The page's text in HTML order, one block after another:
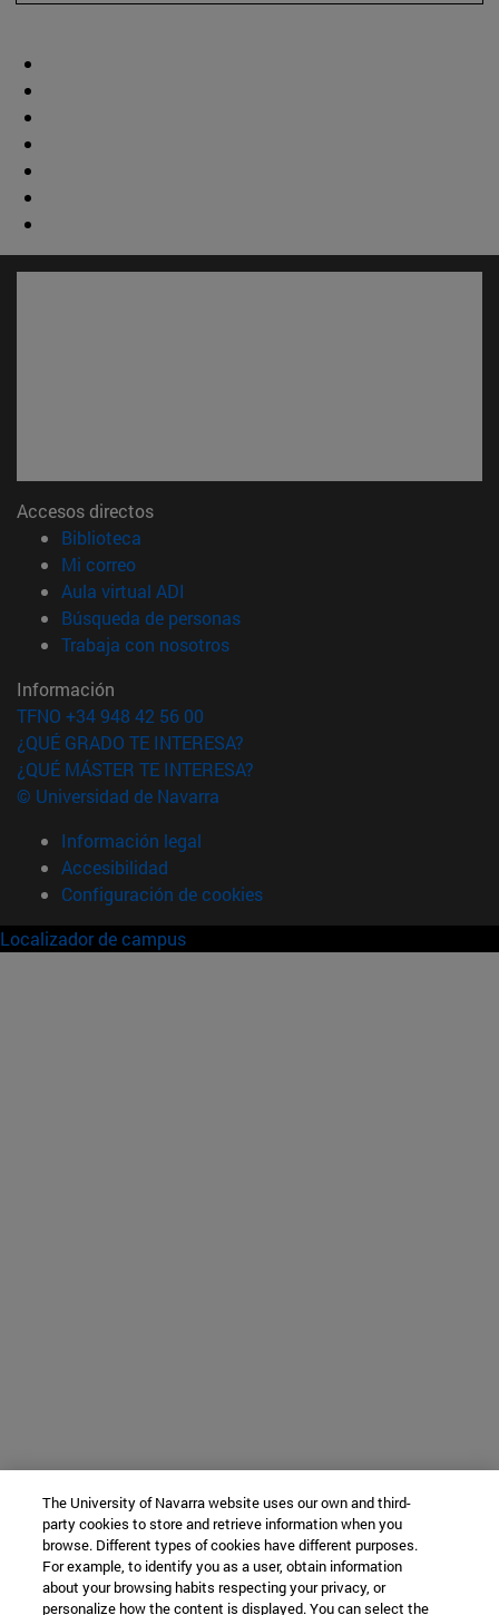
Accesos directos
Biblioteca
Mi correo(abre en nueva ventana)
Aula virtual ADI
Búsqueda de personas(abre en nueva ventana)
Trabaja con nosotros(abre en nueva ventana)
Información
TFNO +34 948 42 56 00
¿QUÉ GRADO TE INTERESA?
¿QUÉ MÁSTER TE INTERESA?
© Universidad de Navarra
Información legal
Accesibilidad
Configuración de cookies
Localizador de campus
The University of Navarra website uses our own and third-
party cookies to store and retrieve information when you
browse. Different types of cookies have different purposes.
For example, to identify you as a user, obtain information
about your browsing habits respecting your privacy, or
personalize how the content is displayed. You can select the